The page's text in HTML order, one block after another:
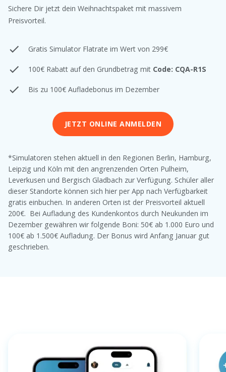
Sichere Dir jetzt dein Weihnachtspaket mit massivem
Preisvorteil.
Gratis Simulator Flatrate im Wert von 299€
100€ Rabatt auf den Grundbetrag mit Code: CQA-R1S
Bis zu 100€ Aufladebonus im Dezember
JETZT ONLINE ANMELDEN
*Simulatoren stehen aktuell in den Regionen Berlin, Hamburg,
Leipzig und Köln mit den angrenzenden Orten Pulheim,
Leverkusen und Bergisch Gladbach zur Verfügung. Schüler aller
dieser Standorte können sich hier per App nach Verfügbarkeit
gratis einbuchen. In anderen Orten ist der Preisvorteil aktuell
200€. Bei Aufladung des Kundenkontos durch Neukunden im
Dezember gewähren wir folgende Boni: 50€ ab 1.000 Euro und
100€ ab 1.500€ Aufladung. Der Bonus wird Anfang Januar gut
geschrieben.